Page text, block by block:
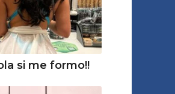
si me formo!!